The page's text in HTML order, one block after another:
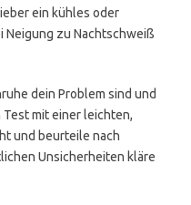
ein kühles oder
Neigung zu Nachtschweiß
dein Problem sind und
mit einer leichten,
und beurteile nach
Unsicherheiten kläre